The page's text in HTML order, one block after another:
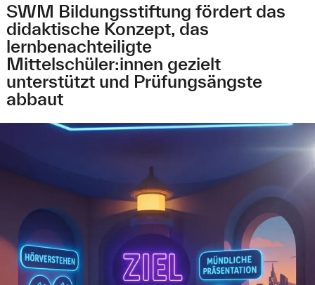
SWM Bildungsstiftung fördert das
didaktische Konzept, das
lernbenachteiligte
Mittelschüler:innen gezielt
unterstützt und Prüfungsängste
abbaut